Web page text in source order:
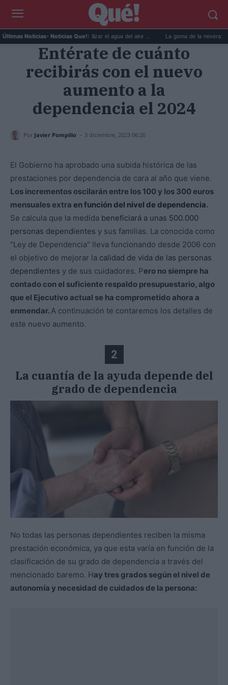
Últimas Noticias- Noticias Que!:
6 usos prácticos para reutilizar el agua del aire ... La goma de la nevera: el
Entérate de cuánto
recibirás con el nuevo
aumento a la
dependencia el 2024
Por Javier Pompilio - 3 diciembre, 2023 06:20
El Gobierno ha aprobado una subida histórica de las
prestaciones por dependencia de cara al año que viene.
Los incrementos oscilarán entre los 100 y los 300 euros
mensuales extra en función del nivel de dependencia.
Se calcula que la medida beneficiará a unas 500.000
personas dependientes y sus familias. La conocida como
"Ley de Dependencia" lleva funcionando desde 2006 con
el objetivo de mejorar la calidad de vida de las personas
dependientes y de sus cuidadores. Pero no siempre ha
contado con el suficiente respaldo presupuestario, algo
que el Ejecutivo actual se ha comprometido ahora a
enmendar.A continuación te contaremos los detalles de
este nuevo aumento.
2
La cuantía de la ayuda depende del
grado de dependencia
No todas las personas dependientes reciben la misma
prestación económica, ya que esta varía en función de la
clasificación de su grado de dependencia a través del
mencionado baremo. Hay tres grados según el nivel de
autonomía y necesidad de cuidados de la persona: